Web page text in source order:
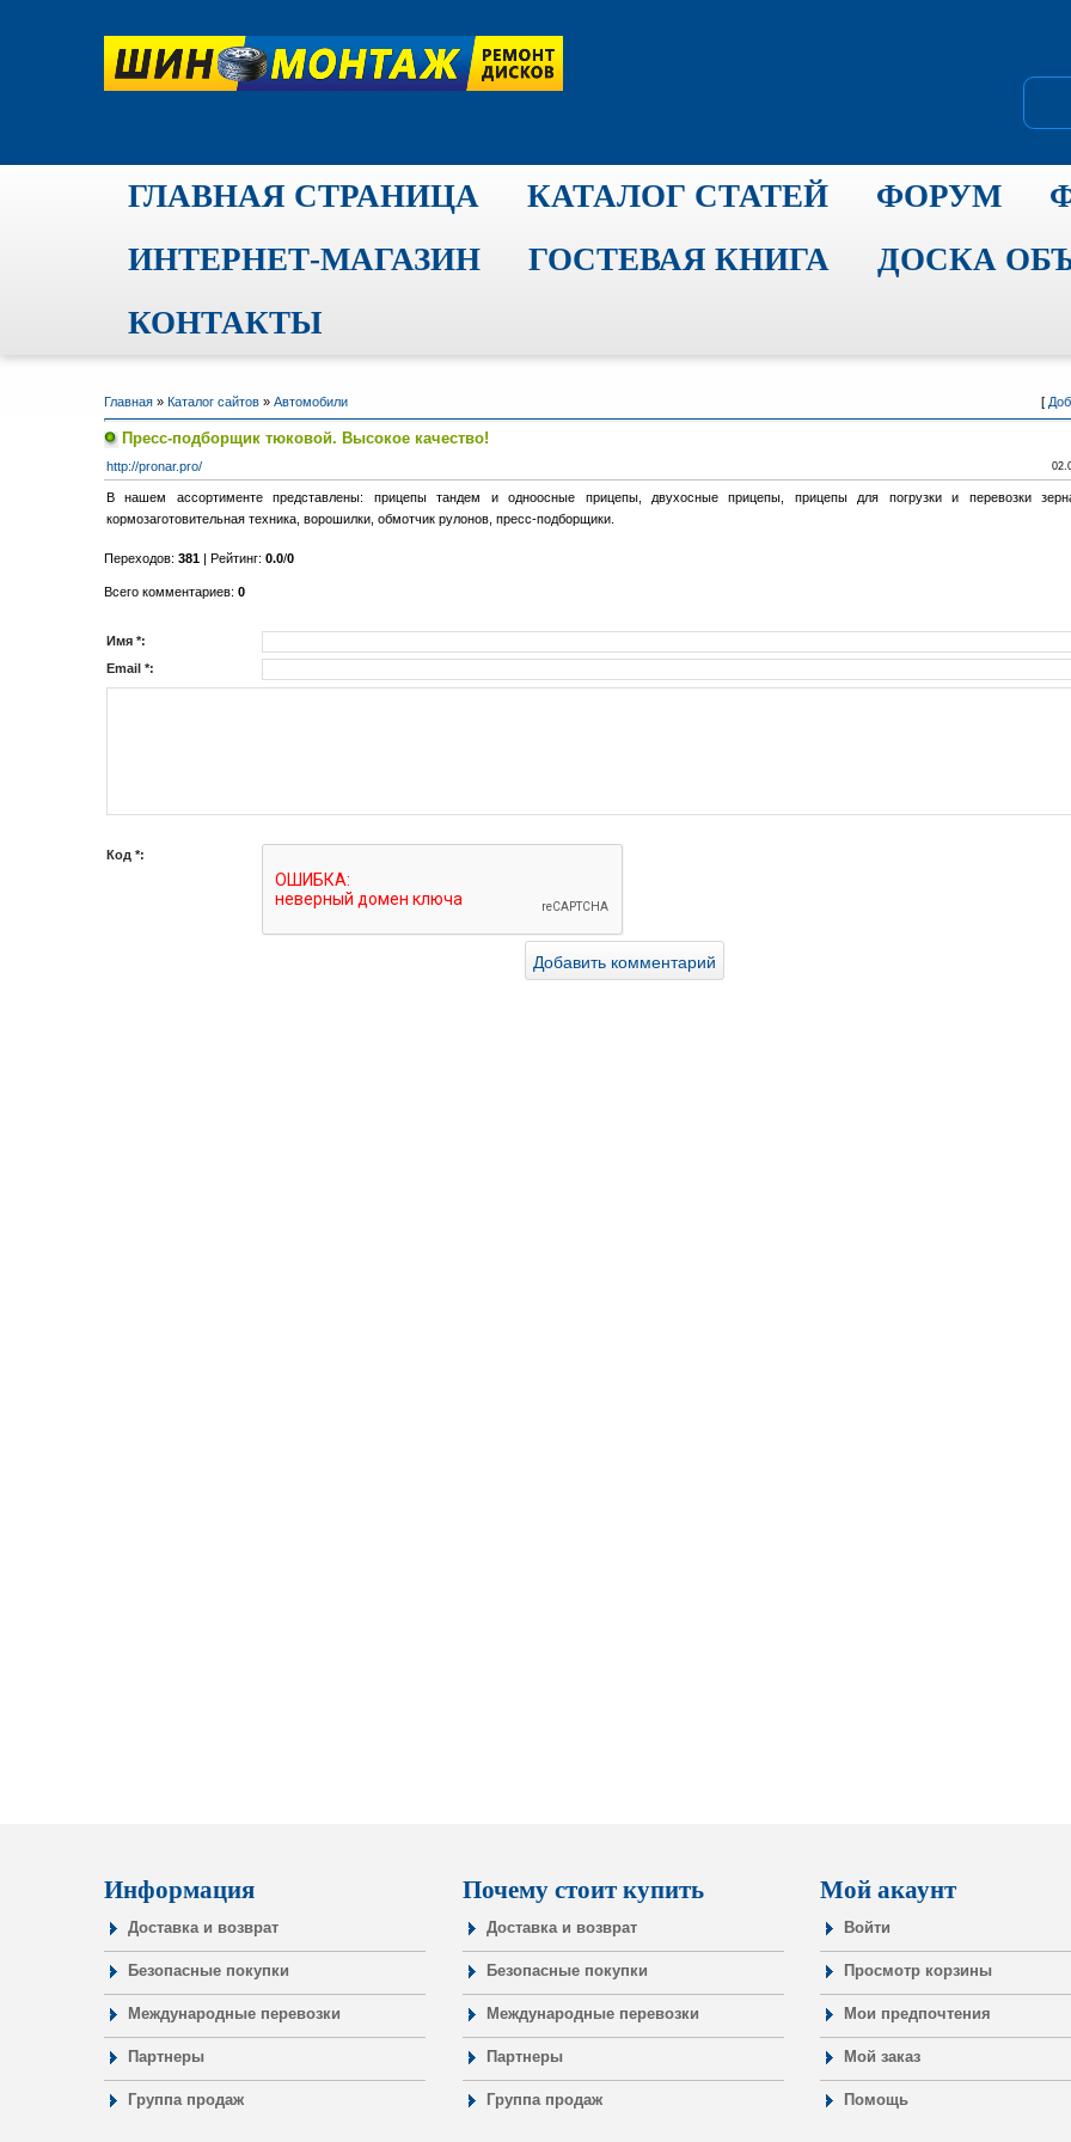
ГЛАВНАЯ СТРАНИЦА КАТАЛОГ СТАТЕЙ ФОРУМ
ИНТЕРНЕТ-МАГАЗИН
ГОСТЕВАЯ КНИГА
ДОСКА
КОНТАКТЫ
Главная » Каталог сайтов » Автомобили [
Пресс-подборщик тюковой. Высокое качество!
http://pronar.pro/
В нашем ассортименте представлены: прицепы тандем и одноосные прицепы, двухосные прицепы, прицепы для погрузки и перевозки
кормозаготовительная техника, ворошилки, обмотчик рулонов, пресс-подборщики.
Переходов: 381 | Рейтинг: 0.0/0
Всего комментариев: 0
Имя *:
Email *:
Код *:
Информация
Доставка и возврат
Безопасные покупки
Международные перевозки
Партнеры
Группа продаж
Почему стоит купить
Доставка и возврат
Безопасные покупки
Международные перевозки
Партнеры
Группа продаж
Мой акаунт
Войти
Просмотр корзины
Мои предпочтения
Мой заказ
Помощь